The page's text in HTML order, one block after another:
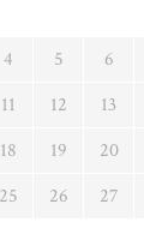
4 5 6
11 12 13
18 19 20
25 26 27